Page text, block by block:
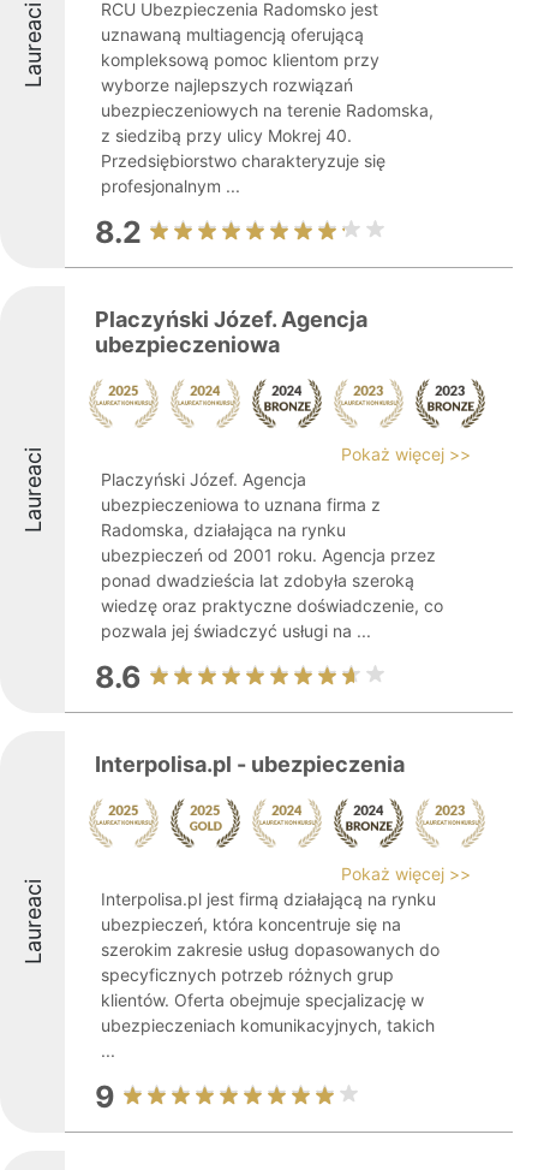
Laureaci
RCU Ubezpieczenia Radomsko jest
uznawaną multiagencją oferującą
kompleksową pomoc klientom przy
wyborze najlepszych rozwiązań
ubezpieczeniowych na terenie Radomska,
z siedzibą przy ulicy Mokrej 40.
Przedsiębiorstwo charakteryzuje się
profesjonalnym ...
8.2
Laureaci
Placzyński Józef. Agencja
ubezpieczeniowa
Pokaż więcej >>
Placzyński Józef. Agencja
ubezpieczeniowa to uznana firma z
Radomska, działająca na rynku
ubezpieczeń od 2001 roku. Agencja przez
ponad dwadzieścia lat zdobyła szeroką
wiedzę oraz praktyczne doświadczenie, co
pozwala jej świadczyć usługi na ...
8.6
Laureaci
Interpolisa.pl - ubezpieczenia
Pokaż więcej >>
Interpolisa.pl jest firmą działającą na rynku
ubezpieczeń, która koncentruje się na
szerokim zakresie usług dopasowanych do
specyficznych potrzeb różnych grup
klientów. Oferta obejmuje specjalizację w
ubezpieczeniach komunikacyjnych, takich
...
9